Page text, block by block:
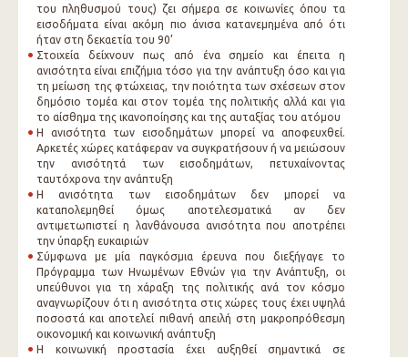
του πληθυσμού τους) ζει σήμερα σε κοινωνίες όπου τα
εισοδήματα είναι ακόμη πιο άνισα κατανεμημένα από ότι
ήταν στη δεκαετία του 90’
Στοιχεία δείχνουν πως από ένα σημείο και έπειτα η
ανισότητα είναι επιζήμια τόσο για την ανάπτυξη όσο και για
τη μείωση της φτώχειας, την ποιότητα των σχέσεων στον
δημόσιο τομέα και στον τομέα της πολιτικής αλλά και για
το αίσθημα της ικανοποίησης και της αυταξίας του ατόμου
Η ανισότητα των εισοδημάτων μπορεί να αποφευχθεί.
Αρκετές χώρες κατάφεραν να συγκρατήσουν ή να μειώσουν
την ανισότητά των εισοδημάτων, πετυχαίνοντας
ταυτόχρονα την ανάπτυξη
Η ανισότητα των εισοδημάτων δεν μπορεί να
καταπολεμηθεί όμως αποτελεσματικά αν δεν
αντιμετωπιστεί η λανθάνουσα ανισότητα που αποτρέπει
την ύπαρξη ευκαιριών
Σύμφωνα με μία παγκόσμια έρευνα που διεξήγαγε το
Πρόγραμμα των Ηνωμένων Εθνών για την Ανάπτυξη, οι
υπεύθυνοι για τη χάραξη της πολιτικής ανά τον κόσμο
αναγνωρίζουν ότι η ανισότητα στις χώρες τους έχει υψηλά
ποσοστά και αποτελεί πιθανή απειλή στη μακροπρόθεσμη
οικονομική και κοινωνική ανάπτυξη
Η κοινωνική προστασία έχει αυξηθεί σημαντικά σε